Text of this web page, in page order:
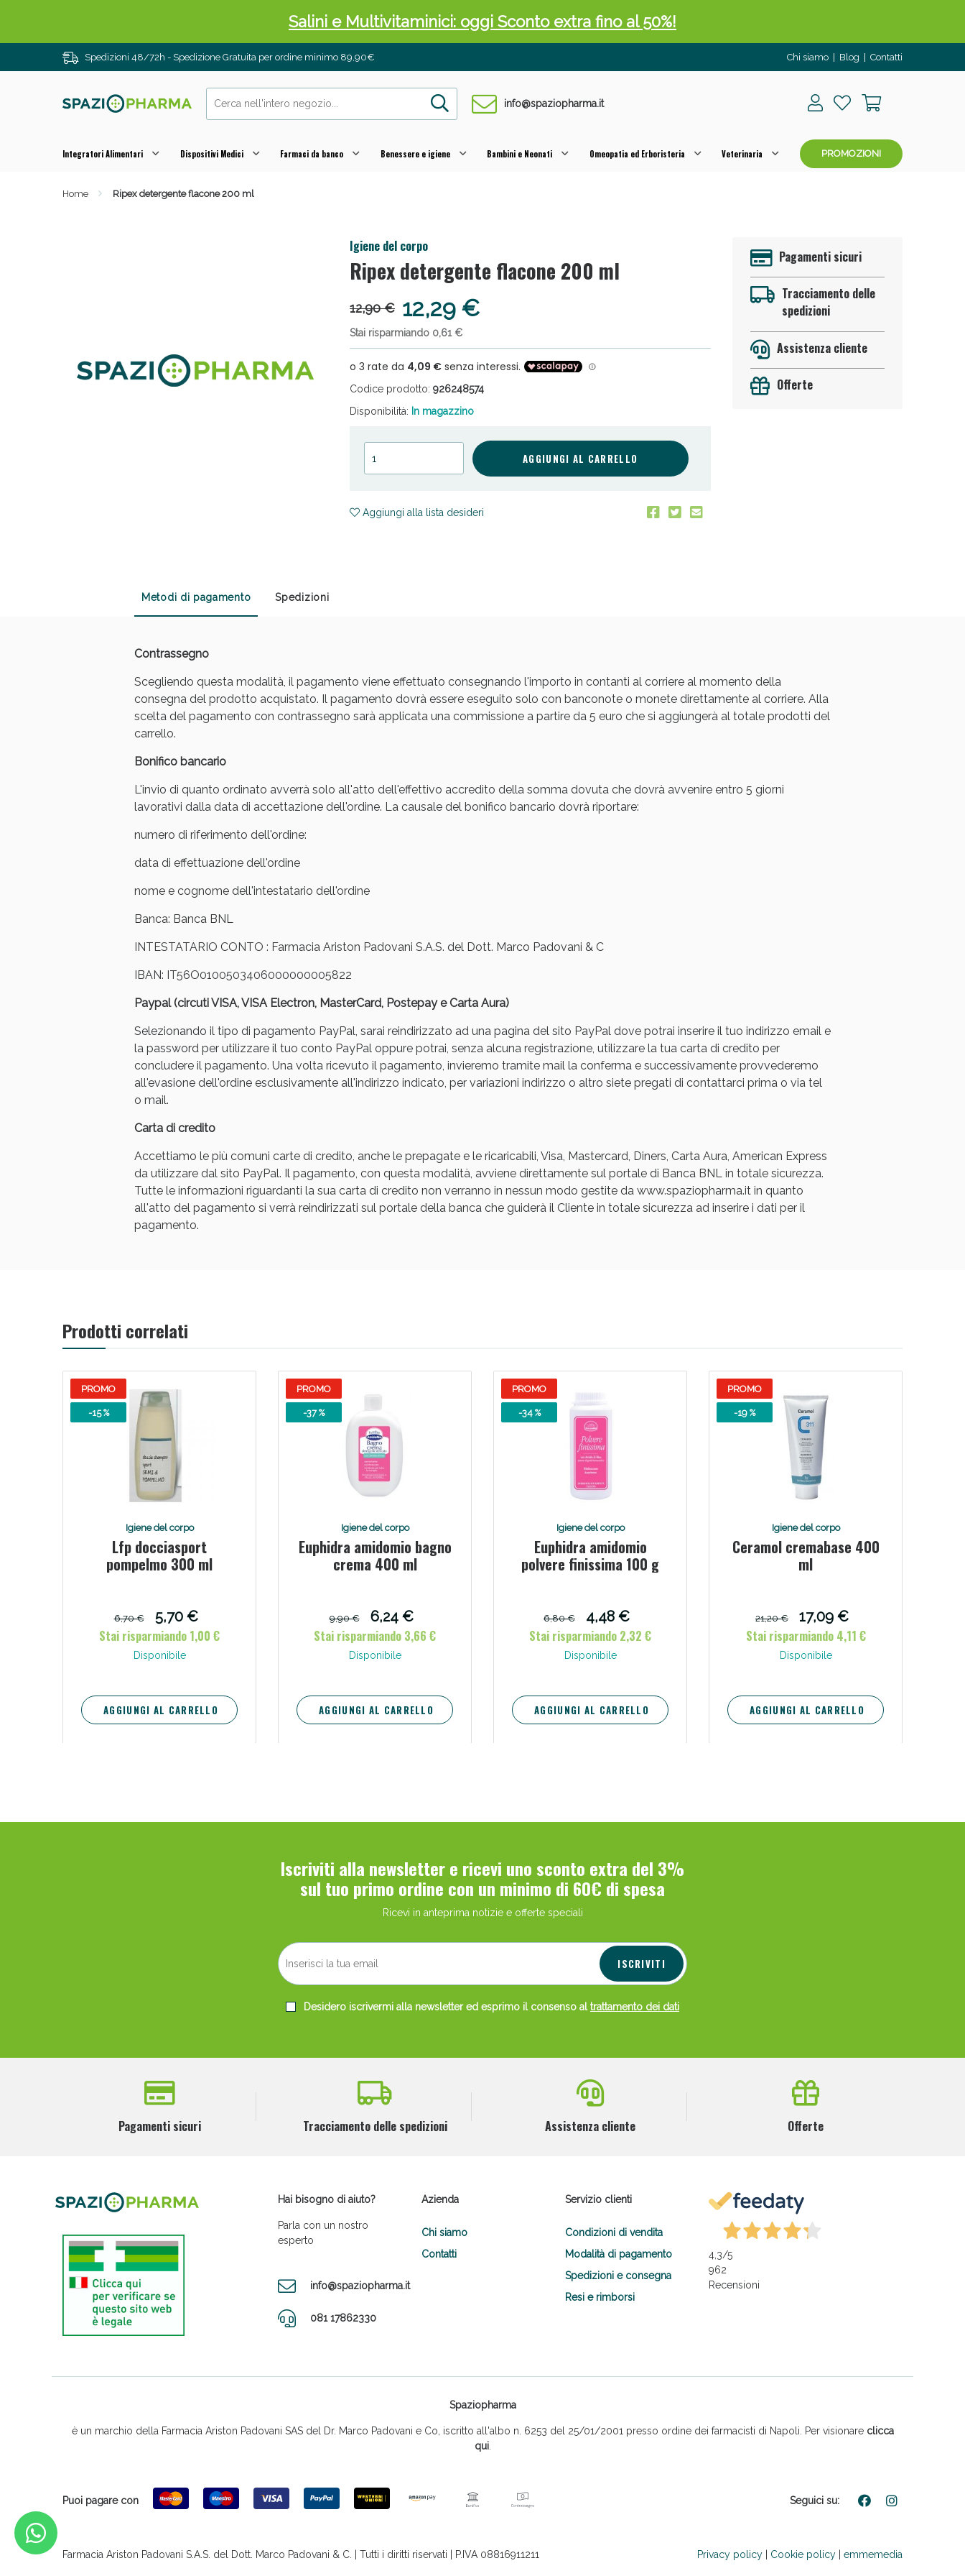
Spedizioni 48/72h - Spedizione Gratuita per ordine minimo 89,90€ Chi siamo Blog Contatti
info@spaziopharma.it
Integratori Alimentari Dispositivi Medici Farmaci da banco Benessere e igiene Bambini e Neonati Omeopatia ed Erboristeria Veterinaria PROMOZIONI
Home Ripex detergente flacone 200 ml
Igiene del corpo
Ripex detergente flacone 200 ml
12,90 € 12,29 €
Stai risparmiando 0,61 €
Codice prodotto: 926248574
Disponibilità: In magazzino
AGGIUNGI AL CARRELLO
Aggiungi alla lista desideri
Pagamenti sicuri
Tracciamento delle
spedizioni
Assistenza cliente
Offerte
Metodi di pagamento Spedizioni
Contrassegno
Scegliendo questa modalità, il pagamento viene effettuato consegnando l'importo in contanti al corriere al momento della
consegna del prodotto acquistato. Il pagamento dovrà essere eseguito solo con banconote o monete direttamente al corriere. Alla
scelta del pagamento con contrassegno sarà applicata una commissione a partire da 5 euro che si aggiungerà al totale prodotti del
carrello.
Bonifico bancario
L'invio di quanto ordinato avverrà solo all'atto dell'effettivo accredito della somma dovuta che dovrà avvenire entro 5 giorni
lavorativi dalla data di accettazione dell'ordine. La causale del bonifico bancario dovrà riportare:
numero di riferimento dell'ordine:
data di effettuazione dell'ordine
nome e cognome dell'intestatario dell'ordine
Banca: Banca BNL
INTESTATARIO CONTO : Farmacia Ariston Padovani S.A.S. del Dott. Marco Padovani & C
IBAN: IT56O0100503406000000005822
Paypal (circuti VISA, VISA Electron, MasterCard, Postepay e Carta Aura)
Selezionando il tipo di pagamento PayPal, sarai reindirizzato ad una pagina del sito PayPal dove potrai inserire il tuo indirizzo email e
la password per utilizzare il tuo conto PayPal oppure potrai, senza alcuna registrazione, utilizzare la tua carta di credito per
concludere il pagamento. Una volta ricevuto il pagamento, invieremo tramite mail la conferma e successivamente provvederemo
all'evasione dell'ordine esclusivamente all'indirizzo indicato, per variazioni indirizzo o altro siete pregati di contattarci prima o via tel
o mail.
Carta di credito
Accettiamo le più comuni carte di credito, anche le prepagate e le ricaricabili, Visa, Mastercard, Diners, Carta Aura, American Express
da utilizzare dal sito PayPal. Il pagamento, con questa modalità, avviene direttamente sul portale di Banca BNL in totale sicurezza.
Tutte le informazioni riguardanti la sua carta di credito non verranno in nessun modo gestite da www.spaziopharma.it in quanto
all'atto del pagamento si verrà reindirizzati sul portale della banca che guiderà il Cliente in totale sicurezza ad inserire i dati per il
pagamento.
Prodotti correlati
PROMO
-15 %
Igiene del corpo
Lfp docciasport
pompelmo 300 ml
6,70 €
5,70 €
Stai risparmiando 1,00 €
Disponibile
AGGIUNGI AL CARRELLO
PROMO
-37 %
Igiene del corpo
Euphidra amidomio bagno
crema 400 ml
9,90 €
6,24 €
Stai risparmiando 3,66 €
Disponibile
AGGIUNGI AL CARRELLO
PROMO
-34 %
Igiene del corpo
Euphidra amidomio
polvere finissima 100 g
6,80 €
4,48 €
Stai risparmiando 2,32 €
Disponibile
AGGIUNGI AL CARRELLO
PROMO
-19 %
Igiene del corpo
Ceramol cremabase 400
ml
21,20 €
17,09 €
Stai risparmiando 4,11 €
Disponibile
AGGIUNGI AL CARRELLO
Iscriviti alla newsletter e ricevi uno sconto extra del 3%
sul tuo primo ordine con un minimo di 60€ di spesa
Ricevi in anteprima notizie e offerte speciali
ISCRIVITI
Desidero iscrivermi alla newsletter ed esprimo il consenso al trattamento dei dati
Pagamenti sicuri Tracciamento delle spedizioni Assistenza cliente Offerte
Hai bisogno di aiuto?
Parla con un nostro
esperto
info@spaziopharma.it
081 17862330
Azienda
Chi siamo
Contatti
Servizio clienti
Condizioni di vendita
Modalità di pagamento
Spedizioni e consegna
Resi e rimborsi
4,3/5
962
Recensioni
Spaziopharma
è un marchio della Farmacia Ariston Padovani SAS del Dr. Marco Padovani e Co, iscritto all'albo n. 6253 del 25/01/2001 presso ordine dei farmacisti di Napoli. Per visionare clicca
qui.
Puoi pagare con Seguici su:
Farmacia Ariston Padovani S.A.S. del Dott. Marco Padovani & C. | Tutti i diritti riservati | P.IVA 08816911211 Privacy policy Cookie policy emmemedia
Salini e Multivitaminici: oggi Sconto extra fino al 50%!
Anticellulite e Fanghi: Sconto fino al 40% valido oggi!
Anticellulite e Fanghi: Sconto fino al 40% valido oggi!
Vie Urinarie e Prostata: Sconti fino al 45% oggi!